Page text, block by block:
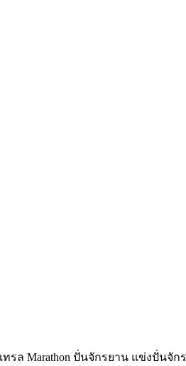
ล Marathon ปั่นจักรยาน แข่งปั่นจั